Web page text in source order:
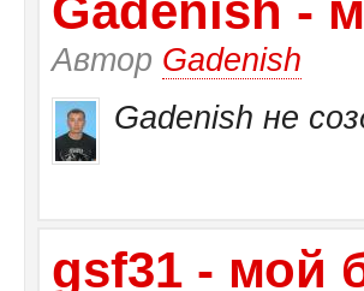
Gadenish -
Автор Gadenish
Gadenish не
gsf31 - мой